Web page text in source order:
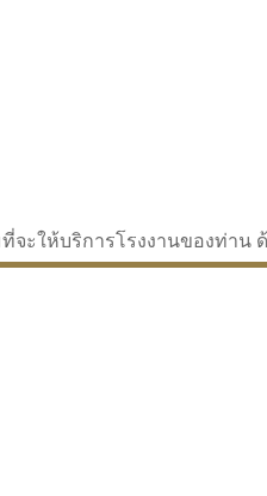
ให้บริการโรงงานของท่าน